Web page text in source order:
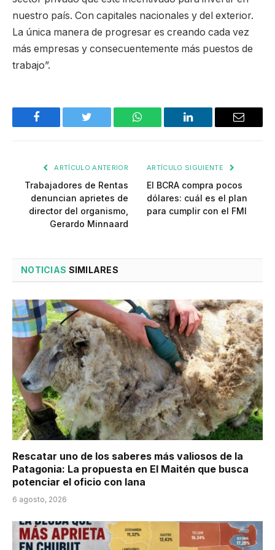
nuestro país. Con capitales nacionales y del exterior.
La única manera de progresar es creando cada vez
más empresas y consecuentemente más puestos de
trabajo”.
Facebook Twitter WhatsApp LinkedIn Email
ARTÍCULO ANTERIOR
Trabajadores de Rentas
denuncian aprietes de
director del organismo,
Gerardo Minnaard
ARTÍCULO SIGUIENTE
El BCRA compra pocos
dólares: cuál es el plan
para cumplir con el FMI
NOTICIAS SIMILARES
Rescatar uno de los saberes más valiosos de la
Patagonia: La propuesta en El Maitén que busca
potenciar el oficio con lana
6 agosto, 2026